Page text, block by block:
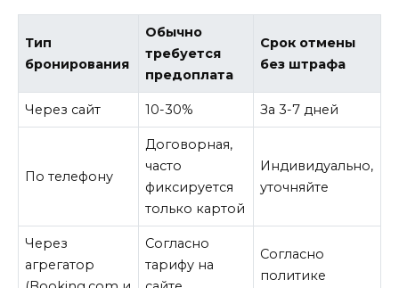
Тип
бронирования
Обычно
требуется
предоплата
Срок отмены
без штрафа
Через сайт 10-30% За 3-7 дней
По телефону
Договорная,
часто
фиксируется
только картой
Индивидуально,
уточняйте
Через
агрегатор
Согласно
тарифу на
Согласно
политике